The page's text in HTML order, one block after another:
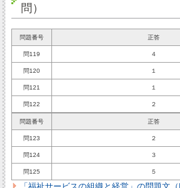
問）
問題番号 正答
問119 ４
問120 １
問121 １
問122 ２
問題番号 正答
問123 ２
問124 ３
問125 ５